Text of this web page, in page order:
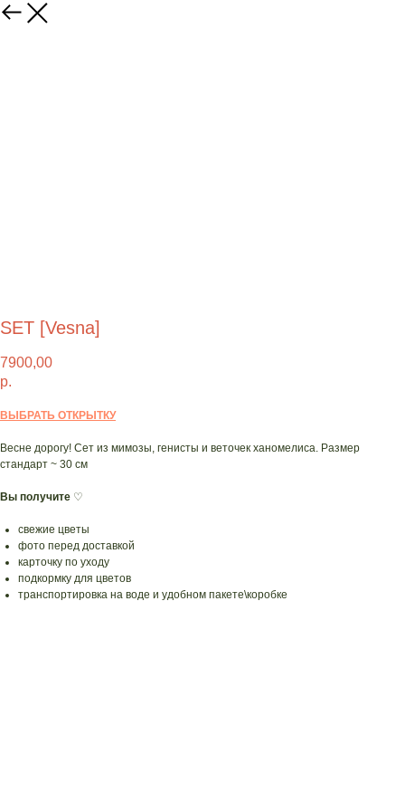
SET [Vesna]
7900,00
р.
ВЫБРАТЬ ОТКРЫТКУ
Весне дорогу! Сет из мимозы, генисты и веточек ханомелиса. Размер
стандарт ~ 30 см
Вы получите ♡
свежие цветы
фото перед доставкой
карточку по уходу
подкормку для цветов
транспортировка на воде и удобном пакете\коробке